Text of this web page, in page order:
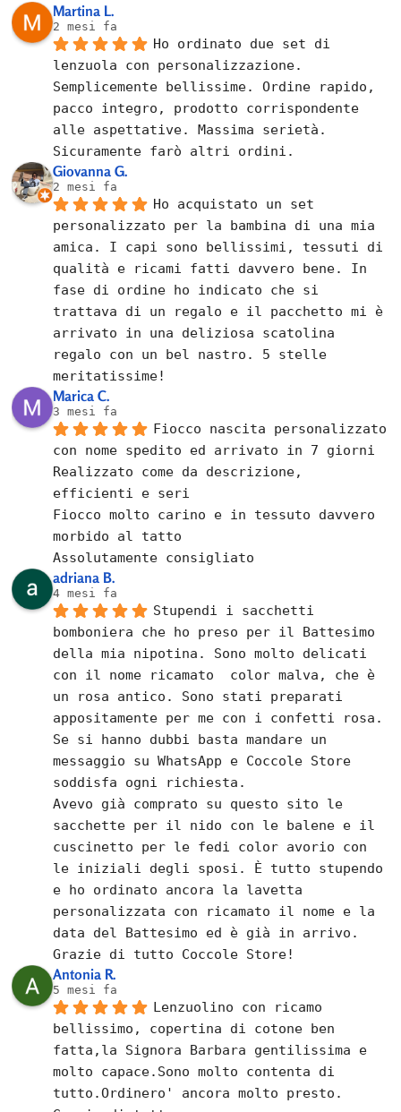
Martina L.
2 mesi fa
Ho ordinato due set di
lenzuola con personalizzazione.
Semplicemente bellissime. Ordine rapido,
pacco integro, prodotto corrispondente
alle aspettative. Massima serietà.
Sicuramente farò altri ordini.
Giovanna G.
2 mesi fa
Ho acquistato un set
personalizzato per la bambina di una mia
amica. I capi sono bellissimi, tessuti di
qualità e ricami fatti davvero bene. In
fase di ordine ho indicato che si
trattava di un regalo e il pacchetto mi è
arrivato in una deliziosa scatolina
regalo con un bel nastro. 5 stelle
meritatissime!
Marica C.
3 mesi fa
Fiocco nascita personalizzato
con nome spedito ed arrivato in 7 giorni
Realizzato come da descrizione,
efficienti e seri
Fiocco molto carino e in tessuto davvero
morbido al tatto
Assolutamente consigliato
adriana B.
4 mesi fa
Stupendi i sacchetti
bomboniera che ho preso per il Battesimo
della mia nipotina. Sono molto delicati
con il nome ricamato  color malva, che è
un rosa antico. Sono stati preparati
appositamente per me con i confetti rosa.
Se si hanno dubbi basta mandare un
messaggio su WhatsApp e Coccole Store
soddisfa ogni richiesta.
Avevo già comprato su questo sito le
sacchette per il nido con le balene e il
cuscinetto per le fedi color avorio con
le iniziali degli sposi. È tutto stupendo
e ho ordinato ancora la lavetta
personalizzata con ricamato il nome e la
data del Battesimo ed è già in arrivo.
Grazie di tutto Coccole Store!
Antonia R.
5 mesi fa
Lenzuolino con ricamo
bellissimo, copertina di cotone ben
fatta,la Signora Barbara gentilissima e
molto capace.Sono molto contenta di
tutto.Ordinero' ancora molto presto.